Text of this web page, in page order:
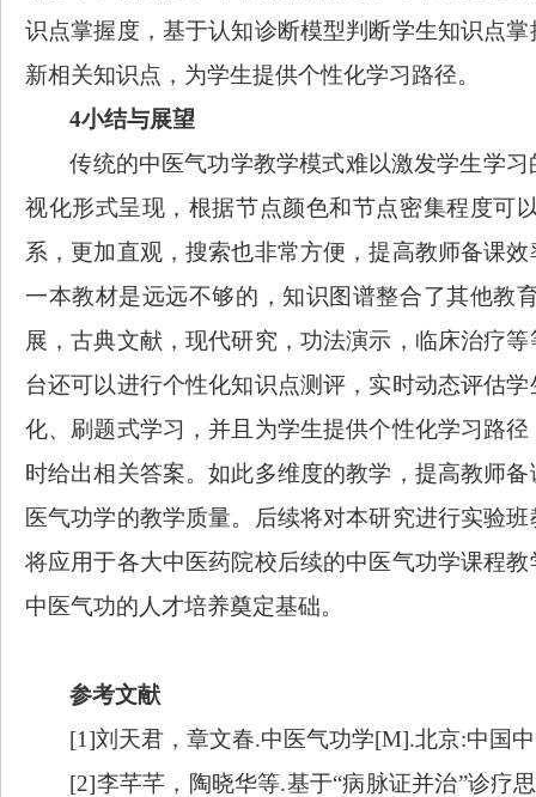
识点掌握度，基于认知诊断模型判断学生知识点
新相关知识点 ， 为学生提供个性化学习路径。
4小结与展望
传统的中医气功学教学模式难以激发学生学习
视化形式呈现，根据节点颜色和节点密集程度可
系，更加直观，搜索也非常方便 ，提高教师备课
一本教材是远远不够的，知识图谱整合了其他教
展，古典文献，现代研究，功法演示，临床治疗
台还可以进行个性化知识点测评，实时动态评估
化、刷题式学习 ， 并且 为学生提供个性化学习路径
时给出相关答案。如此多维度的教学，提高教师
医气功学的教学质量。
后续将对本研究进行实验
将应用于各大中医药院校后续的中医气功学课程教
中医气功的人才培养奠定基础。
参考文献
[1]刘天君 ，章文春.中医气功学[M].北京:中国
[2]李芊芊， 陶晓华等.基于“病脉证并治”诊疗